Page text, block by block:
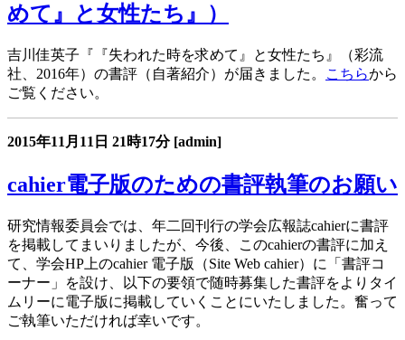
めて』と女性たち』）
吉川佳英子『『失われた時を求めて』と女性たち』（彩流
社、2016年）の書評（自著紹介）が届きました。
こちらから
ご覧ください。
2015年11月11日 21時17分 [admin]
cahier電子版のための書評執筆のお願い
研究情報委員会では、年二回刊行の学会広報誌cahierに書評
を掲載してまいりましたが、今後、このcahierの書評に加え
て、学会HP 上のcahier 電子版（Site Web cahier）に「書評コ
ーナー」を設け、以下の要領で随時募集した書評をよりタイ
ムリーに電子版に掲載していくことにいたしました。奮って
ご執筆いただければ幸いです。